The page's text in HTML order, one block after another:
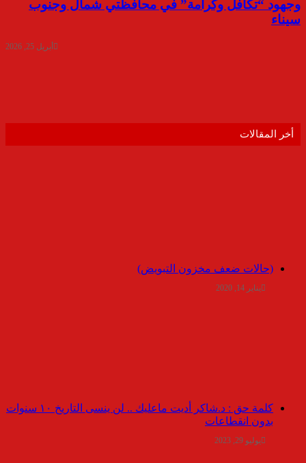
وجهود “تكافل وكرامة” في محافظتي شمال وجنوب
سيناء
أبريل 25, 2026
أخر المقالات
(حالات ضعف مخزون التبويض)
يناير 14, 2020
كلمة حق : د.شاكر أديت ماعليك .. لن ينسى التاريخ ١٠ سنوات
بدون انقطاعات
يوليو 29, 2023